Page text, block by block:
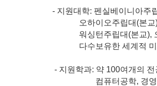
- 지원대학: 펜실베이니아주
오하이오주립대 (본교
워싱턴주립대 (본교),
다수보유한 세계적
- 지원학과: 약 100여개의
컴퓨터공학, 경